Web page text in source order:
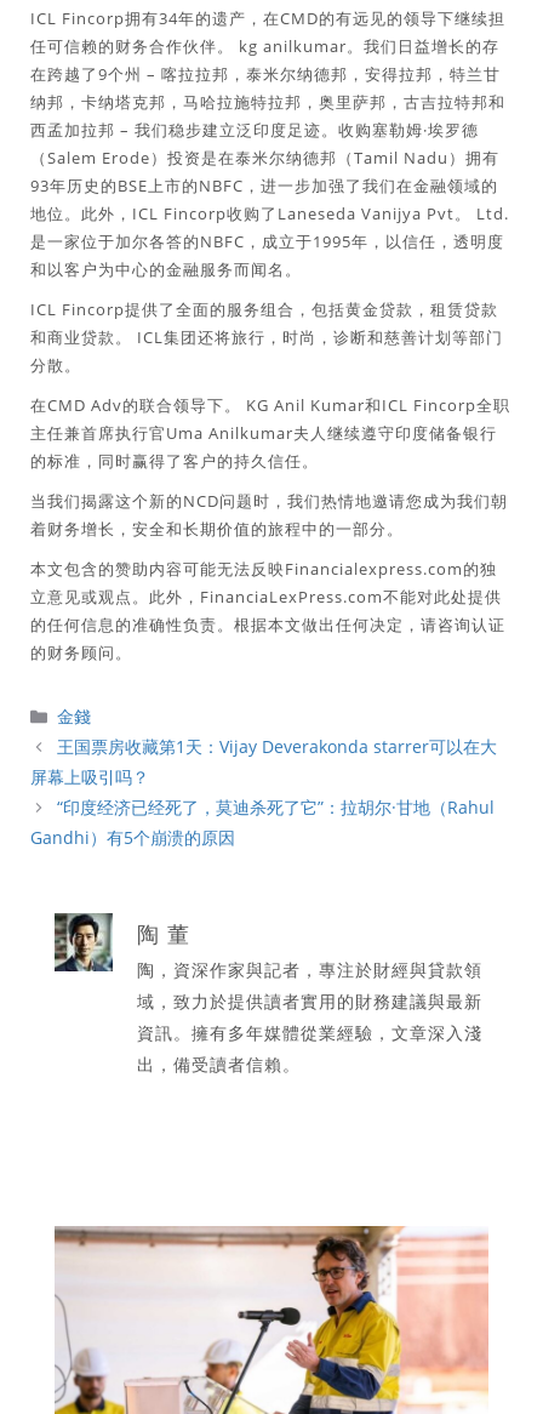
ICL Fincorp拥有34年的遗产，在CMD的有远见的领导下继续担
任可信赖的财务合作伙伴。 kg anilkumar。我们日益增长的存
在跨越了9个州 – 喀拉拉邦，泰米尔纳德邦，安得拉邦，特兰甘
纳邦，卡纳塔克邦，马哈拉施特拉邦，奥里萨邦，古吉拉特邦和
西孟加拉邦 – 我们稳步建立泛印度足迹。收购塞勒姆·埃罗德
（Salem Erode）投资是在泰米尔纳德邦（Tamil Nadu）拥有
93年历史的BSE上市的NBFC，进一步加强了我们在金融领域的
地位。此外，ICL Fincorp收购了Laneseda Vanijya Pvt。 Ltd.
是一家位于加尔各答的NBFC，成立于1995年，以信任，透明度
和以客户为中心的金融服务而闻名。
ICL Fincorp提供了全面的服务组合，包括黄金贷款，租赁贷款
和商业贷款。 ICL集团还将旅行，时尚，诊断和慈善计划等部门
分散。
在CMD Adv的联合领导下。 KG Anil Kumar和ICL Fincorp全职
主任兼首席执行官Uma Anilkumar夫人继续遵守印度储备银行
的标准，同时赢得了客户的持久信任。
当我们揭露这个新的NCD问题时，我们热情地邀请您成为我们朝
着财务增长，安全和长期价值的旅程中的一部分。
本文包含的赞助内容可能无法反映Financialexpress.com的独
立意见或观点。此外，FinanciaLexPress.com不能对此处提供
的任何信息的准确性负责。根据本文做出任何决定，请咨询认证
的财务顾问。
分
類
金錢
王国票房收藏第1天：Vijay Deverakonda starrer可以在大
屏幕上吸引吗？
“印度经济已经死了，莫迪杀死了它”：拉胡尔·甘地（Rahul
Gandhi）有5个崩溃的原因
陶 董
陶，資深作家與記者，專注於財經與貸款領
域，致力於提供讀者實用的財務建議與最新
資訊。擁有多年媒體從業經驗，文章深入淺
出，備受讀者信賴。